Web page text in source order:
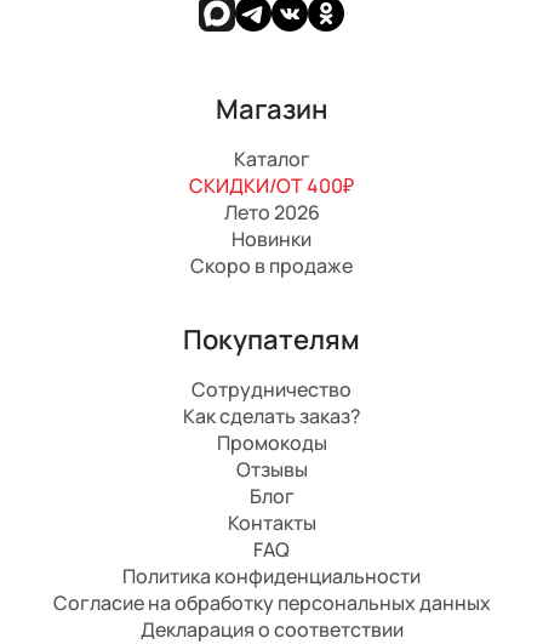
Магазин
Каталог
СКИДКИ/ОТ 400₽
Лето 2026
Новинки
Скоро в продаже
Покупателям
Сотрудничество
Как сделать заказ?
Промокоды
Отзывы
Блог
Контакты
FAQ
Политика конфиденциальности
Согласие на обработку персональных данных
Декларация о соответствии